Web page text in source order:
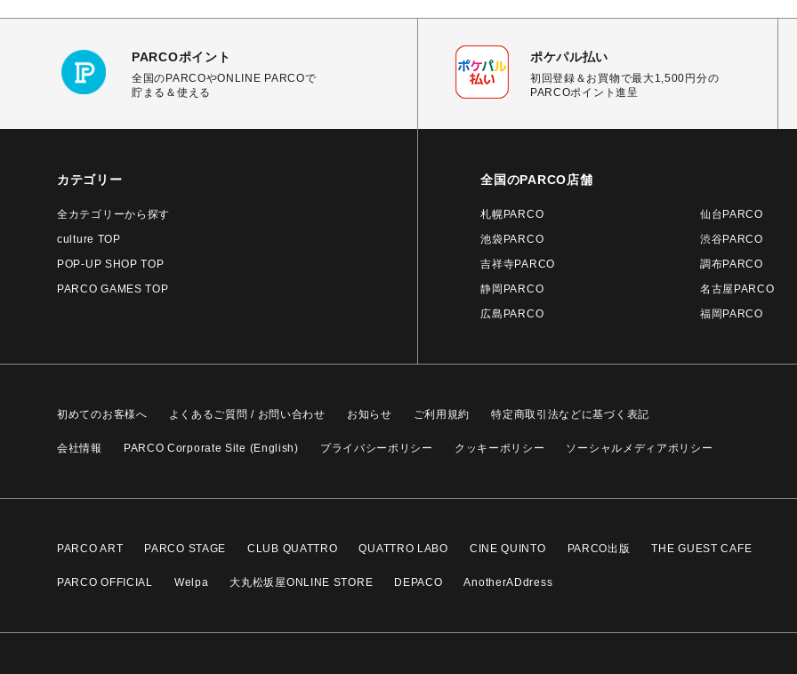
PARCOポイント
全国のPARCOやONLINE PARCOで
貯まる＆使える
ポケパル払い
初回登録＆お買物で最大1,500円分の
PARCOポイント進呈
カテゴリー
全カテゴリーから探す
culture TOP
POP-UP SHOP TOP
PARCO GAMES TOP
全国のPARCO店舗
札幌PARCO
仙台PARCO
池袋PARCO
渋谷PARCO
吉祥寺PARCO
調布PARCO
静岡PARCO
名古屋PARCO
広島PARCO
福岡PARCO
初めてのお客様へ よくあるご質問 / お問い合わせ お知らせ ご利用規約 特定商取引法などに基づく表記
会社情報 PARCO Corporate Site (English) プライバシーポリシー クッキーポリシー ソーシャルメディアポリシー
PARCO ART PARCO STAGE CLUB QUATTRO QUATTRO LABO CINE QUINTO PARCO出版 THE GUEST CAFE
PARCO OFFICIAL Welpa 大丸松坂屋ONLINE STORE DEPACO AnotherADdress